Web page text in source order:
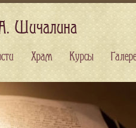
Шичалина
Храм Курсы